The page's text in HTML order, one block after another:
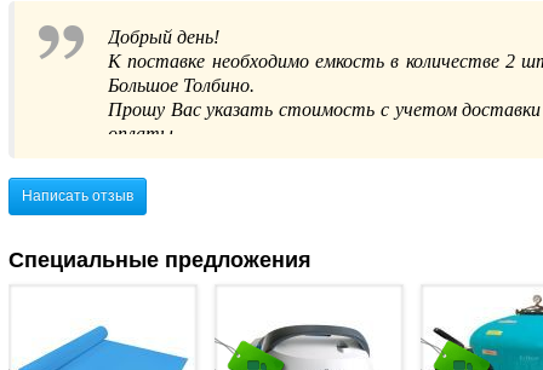
Добрый день!
К поставке необходимо емкость в количестве 2
Большое Толбино.
Прошу Вас указать стоимость с учетом
оплаты.
Здравствуйте, Андрей. Стоимость доставки
Написать отзыв
Специальные предложения